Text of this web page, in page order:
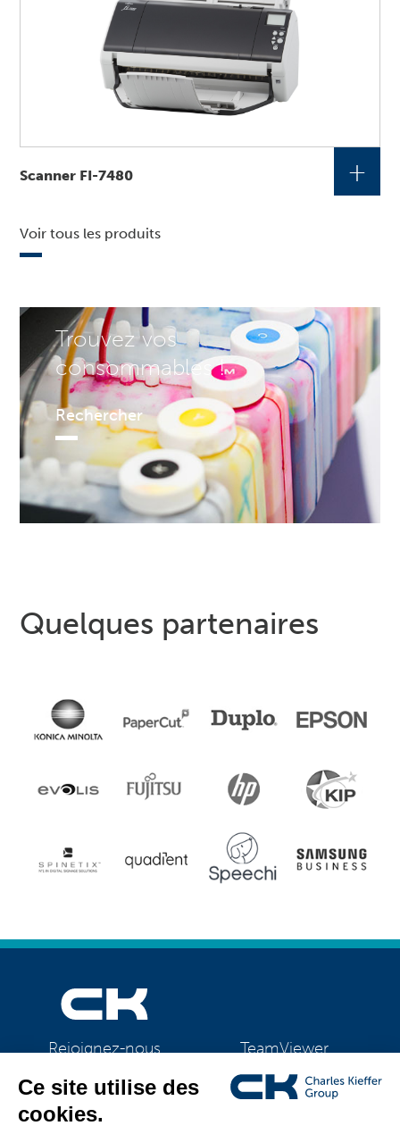
Trouvez vos
consommables !
Rechercher
Scanner FI-7480 +
Voir tous les produits
Quelques partenaires
Rejoignez-nous TeamViewer
CK Support Mac / PC